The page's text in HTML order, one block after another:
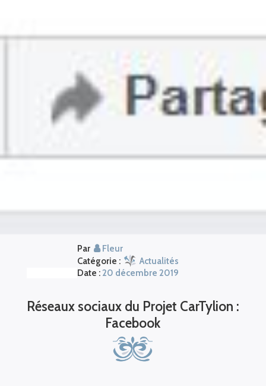
Par
Fleur
Catégorie :
Actualités
Date : 20 décembre 2019
Réseaux sociaux du Projet CarTylion :
Facebook